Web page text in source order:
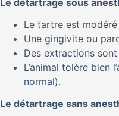
Le détartrage sous
Le tartre est modéré
Une gingivite ou
Des extractions sont
L’animal tolère bien
normal).
Le détartrage sans